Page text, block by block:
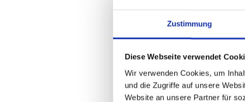
Zustimmung
Diese Webseite verwendet
Wir verwenden Cookies, um
und die Zugriffe auf unsere
Website an unsere Partner für
Gekochtes und rohes
Wir weisen darauf hin,
Einfluss haben, variieren
Produktbildern bzw.
gelieferten Produkten
Angaben auf dem